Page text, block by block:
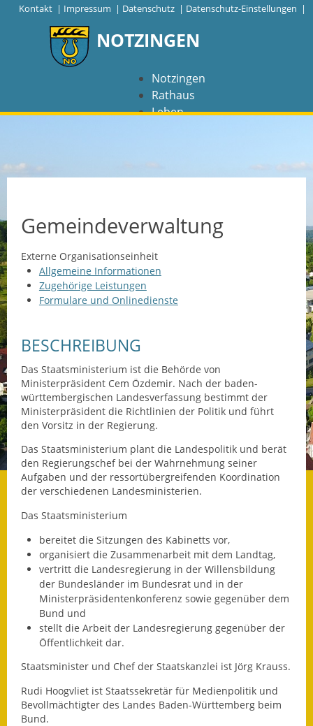
Kontakt | Impressum | Datenschutz | Datenschutz-Einstellungen |
NOTZINGEN
Notzingen
Rathaus
Leben
NAVIGATION
Barrierefreiheit
Coronavirus
Datenschutz im
Steueramt
Gebärdensprache
Geschichte und
Gegenwart
Was die Alten noch
Wagner-Werkstatt
Informationsbroschüre
Lärmaktionsplan
Leichte Sprache
Mitteilungsblatt
Gemeindeverwaltung
Externe Organisationseinheit
Allgemeine Informationen
Zugehörige Leistungen
Formulare und Onlinedienste
BESCHREIBUNG
Das Staatsministerium ist die Behörde von
Ministerpräsident Cem Özdemir. Nach der baden-
württembergischen Landesverfassung bestimmt der
Ministerpräsident die Richtlinien der Politik und führt
den Vorsitz in der Regierung.
Das Staatsministerium plant die Landespolitik und berät
den Regierungschef bei der Wahrnehmung seiner
Aufgaben und der ressortübergreifenden Koordination
der verschiedenen Landesministerien.
Das Staatsministerium
bereitet die Sitzungen des Kabinetts vor,
organisiert die Zusammenarbeit mit dem Landtag,
vertritt die Landesregierung in der Willensbildung
der Bundesländer im Bundesrat und in der
Ministerpräsidentenkonferenz sowie gegenüber dem
Bund und
stellt die Arbeit der Landesregierung gegenüber der
Öffentlichkeit dar.
Staatsminister und Chef der Staatskanzlei ist Jörg Krauss.
Rudi Hoogvliet ist Staatssekretär für Medienpolitik und
Bevollmächtigter des Landes Baden-Württemberg beim
Bund.